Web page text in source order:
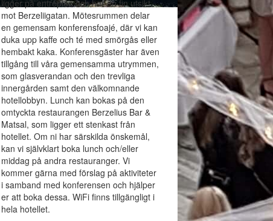
ligger på entréplan och har en fin utsikt
mot Berzeliigatan. Mötesrummen delar
en gemensam konferensfoajé, där vi kan
duka upp kaffe och té med smörgås eller
hembakt kaka. Konferensgäster har även
tillgång till våra gemensamma utrymmen,
som glasverandan och den trevliga
innergården samt den välkomnande
hotellobbyn. Lunch kan bokas på den
omtyckta restaurangen Berzelius Bar &
Matsal, som ligger ett stenkast från
hotellet. Om ni har särskilda önskemål,
kan vi självklart boka lunch och/eller
middag på andra restauranger. Vi
kommer gärna med förslag på aktiviteter
i samband med konferensen och hjälper
er att boka dessa. WiFi finns tillgängligt i
hela hotellet.